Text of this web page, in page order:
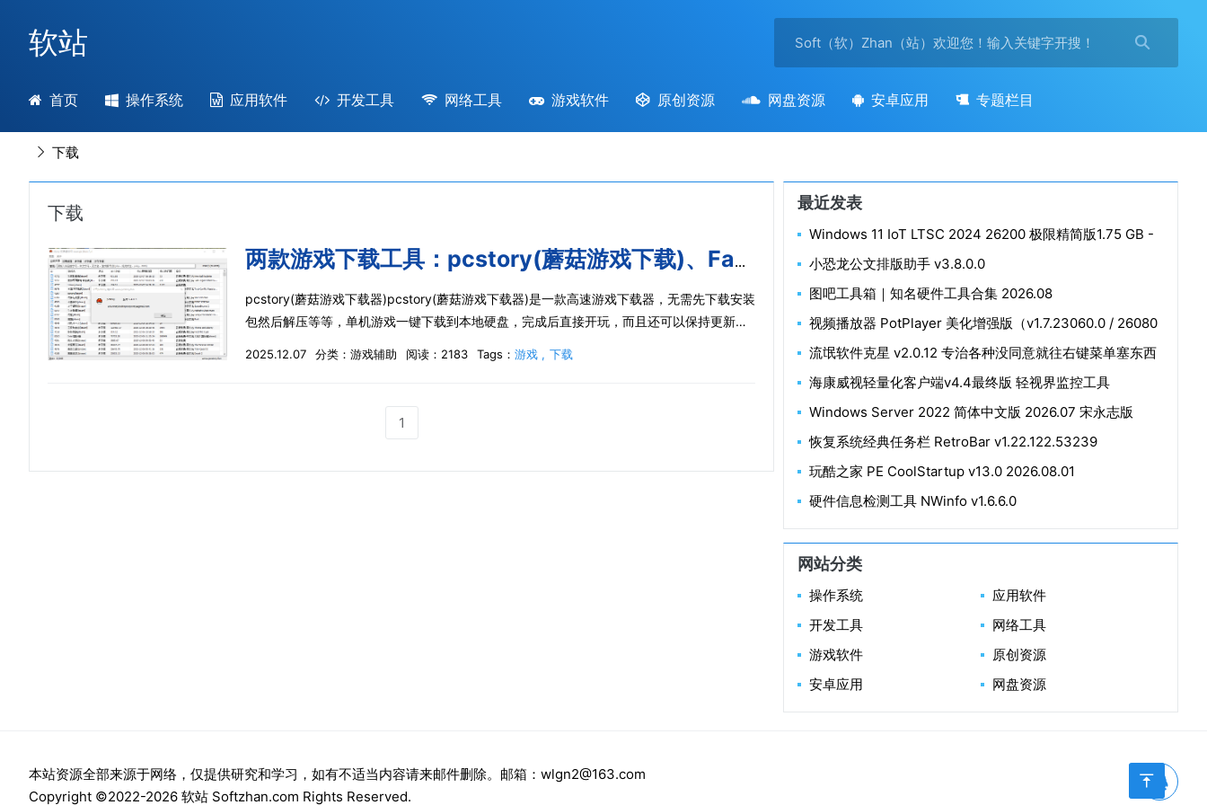
软站 
首页 操作系统 应用软件 开发工具 网络工具 游戏软件 原创资源 网盘资源 安卓应用 专题栏目
 下载
下载
两款游戏下载工具：pcstory(蘑菇游戏下载)、Fast下载
pcstory(蘑菇游戏下载器)pcstory(蘑菇游戏下载器)是一款高速游戏下载器，无需先下载安装
包然后解压等等，单机游戏一键下载到本地硬盘，完成后直接开玩，而且还可以保持更新！
2025.12.07 分类： 游戏辅助 阅读：2183 Tags： 游戏 下载
1
最近发表
Windows 11 IoT LTSC 2024 26200 极限精简版1.75 GB -
小修 2026.07.21
小恐龙公文排版助手 v3.8.0.0
图吧工具箱｜知名硬件工具合集 2026.08
视频播放器 PotPlayer 美化增强版（v1.7.23060.0 / 26080
3 Dev）
流氓软件克星 v2.0.12 专治各种没同意就往右键菜单塞东西
海康威视轻量化客户端v4.4最终版 轻视界监控工具
Windows Server 2022 简体中文版 2026.07 宋永志版
恢复系统经典任务栏 RetroBar v1.22.122.53239
玩酷之家 PE CoolStartup v13.0 2026.08.01
硬件信息检测工具 NWinfo v1.6.6.0
网站分类
操作系统
Windows Se
Windows 11
Windows 7
应用软件
文字办公
系统辅助
反流氓病毒
开发工具
编程环境
网络工具
网页浏览
远程工具
游戏软件
单机游戏
原创资源
安卓应用
网盘资源

本站资源全部来源于网络，仅提供研究和学习，如有不适当内容请来邮件删除。邮箱：wlgn2@163.com
Copyright ©2022-2026 软站 Softzhan.com Rights Reserved.
